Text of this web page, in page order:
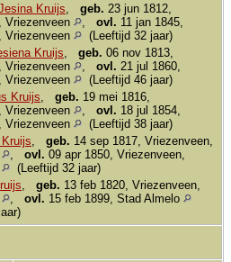
Kruijs geb. 23 jun 1812,
Vriezenveen
ovl. 11 jan 1845,
Vriezenveen
(Leeftijd 32 jaar)
Kruijs geb. 06 nov 1813,
Vriezenveen
ovl. 21 jul 1860,
Vriezenveen
(Leeftijd 46 jaar)
Kruijs geb. 19 mei 1816,
Vriezenveen
ovl. 18 jul 1854,
Vriezenveen
(Leeftijd 38 jaar)
geb. 14 sep 1817, Vriezenveen,
ovl. 09 apr 1850, Vriezenveen,
(Leeftijd 32 jaar)
geb. 13 feb 1820, Vriezenveen,
ovl. 15 feb 1899, Stad Almelo